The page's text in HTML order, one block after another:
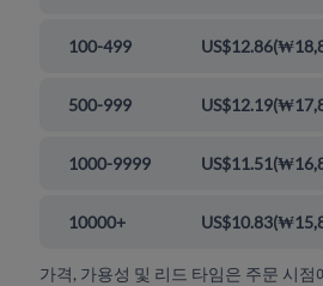
100-499 US$12.86(
500-999 US$12.19(
1000-9999 US$11.51(
10000+ US$10.83(
가격, 가용성 및 리드 타임은 주문 시점